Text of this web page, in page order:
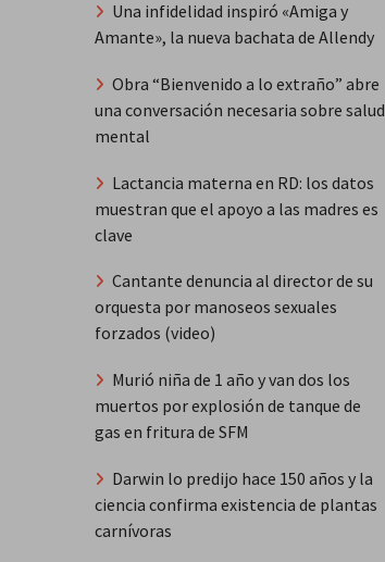
Una infidelidad inspiró «Amiga y
Amante», la nueva bachata de Allendy
Obra “Bienvenido a lo extraño” abre
una conversación necesaria sobre salud
mental
Lactancia materna en RD: los datos
muestran que el apoyo a las madres es
clave
Cantante denuncia al director de su
orquesta por manoseos sexuales
forzados (video)
Murió niña de 1 año y van dos los
muertos por explosión de tanque de
gas en fritura de SFM
Darwin lo predijo hace 150 años y la
ciencia confirma existencia de plantas
carnívoras